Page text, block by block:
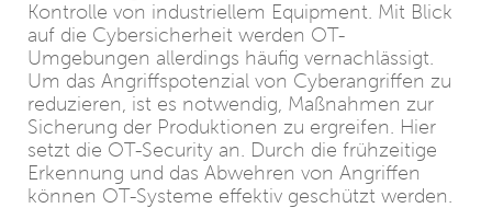
Kontrolle von industriellem Equipment. Mit Blick
auf die Cybersicherheit werden OT-
Umgebungen allerdings häufig vernachlässigt.
Um das Angriffspotenzial von Cyberangriffen zu
reduzieren, ist es notwendig, Maßnahmen zur
Sicherung der Produktionen zu ergreifen. Hier
setzt die OT-Security an. Durch die frühzeitige
Erkennung und das Abwehren von Angriffen
können OT-Systeme effektiv geschützt werden.